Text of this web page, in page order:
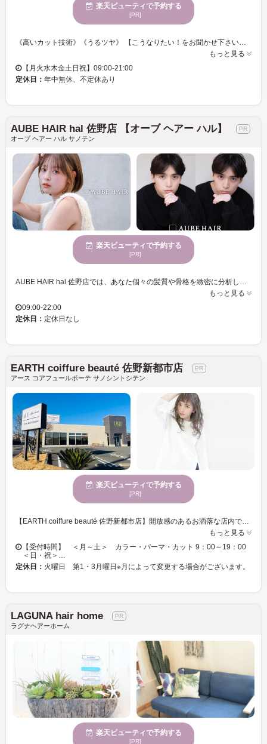
楽天ビューティで予約する
[PR]
もっと見る
【月火水木金土日祝】09:00-21:00
定休日： 年中無休、不定休あり
AUBE HAIR hal 佐野店 【オーブ ヘアー ハル】
オーブ ヘアー ハル サノテン
楽天ビューティで予約する
[PR]
もっと見る
09:00-22:00
定休日： 定休日なし
EARTH coiffure beauté 佐野新都市店
アース コアフュールボーテ サノシントシテン
楽天ビューティで予約する
[PR]
【EARTH coiffure beauté 佐野新都市店】開放感のあるお洒落な店内で、磨き抜かれた技術が味わえます♪ お客様一人ひとりへの丁寧なカウンセリングが魅力的★ベテランの実力派スタイリスト多数在籍！トレンドをプラスして、セルフスタイリングが楽になる再現性の高いスタイルに♪ 【EARTH coiffure beauté 佐野新都市店】で、キレイへの近道を見つけませんか？
もっと見る
【受付時間】 ＜月～土＞ カラー・パーマ・カット 9：00～19：00
＜日・祝＞…
定休日： 火曜日 第1・3月曜日※月によって変更する場合がございます。
LAGUNA hair home
ラグナヘアーホーム
楽天ビューティで予約する
[PR]